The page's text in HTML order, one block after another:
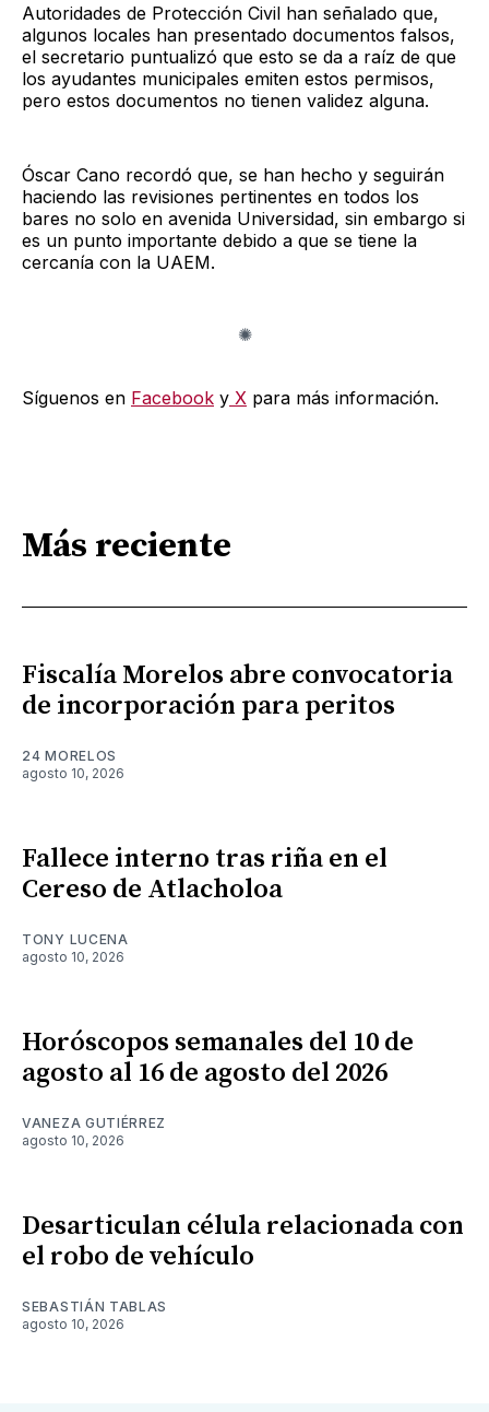
Autoridades de Protección Civil han señalado que,
algunos locales han presentado documentos falsos,
el secretario puntualizó que esto se da a raíz de que
los ayudantes municipales emiten estos permisos,
pero estos documentos no tienen validez alguna.
Óscar Cano recordó que, se han hecho y seguirán
haciendo las revisiones pertinentes en todos los
bares no solo en avenida Universidad, sin embargo si
es un punto importante debido a que se tiene la
cercanía con la UAEM.
Síguenos en Facebook y X para más información.
Más reciente
Fiscalía Morelos abre convocatoria
de incorporación para peritos
24 MORELOS
agosto 10, 2026
Fallece interno tras riña en el
Cereso de Atlacholoa
TONY LUCENA
agosto 10, 2026
Horóscopos semanales del 10 de
agosto al 16 de agosto del 2026
VANEZA GUTIÉRREZ
agosto 10, 2026
Desarticulan célula relacionada con
el robo de vehículo
SEBASTIÁN TABLAS
agosto 10, 2026